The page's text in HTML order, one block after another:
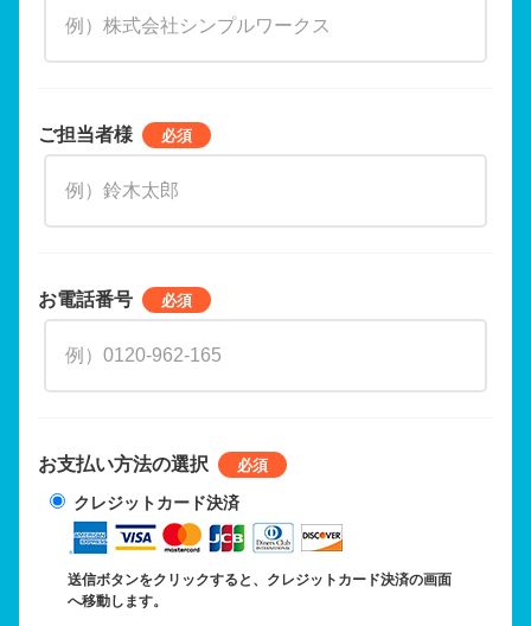
ご担当者様
お電話番号
お支払い方法の選択
クレジットカード決済
送信ボタンをクリックすると、クレジットカード決済の画面
へ移動します。